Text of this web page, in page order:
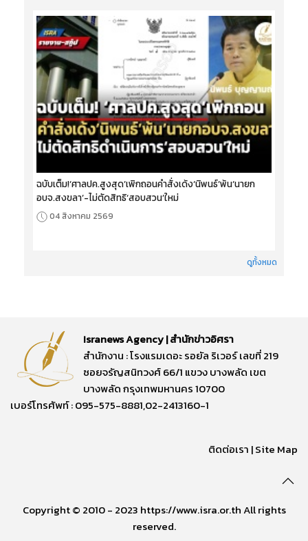
ฉบับเต็ม!‘ศาลปค.สูงสุด’เพิกถอนคำสั่งเด้ง‘นิพนธ์’พ้น‘นายก
อบจ.สงขลา’-ไม่ตัดสิทธิ‘สอบสวน’ใหม่
04 สิงหาคม 2569
ดูทั้งหมด
Isranews Agency | สำนักข่าวอิศรา
สำนักงาน : โรงแรมเดอะ รอยัล ริเวอร์ เลขที่ 219
ซอยจรัญสนิทวงศ์ 66/1 แขวง บางพลัด เขต
บางพลัด กรุงเทพมหานคร 10700
เบอร์โทรศัพท์ : 095-575-8881,02-2413160-1
ติดต่อเรา |Site Map
Copyright © 2010 - 2023 https://www.isra.or.th All rights
reserved.